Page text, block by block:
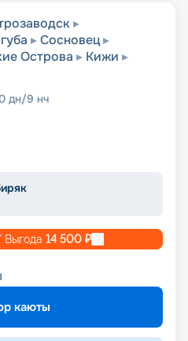
Сосновец
Острова
Кижи
дн/9 нч
Выгода 14 500 ₽
каюты